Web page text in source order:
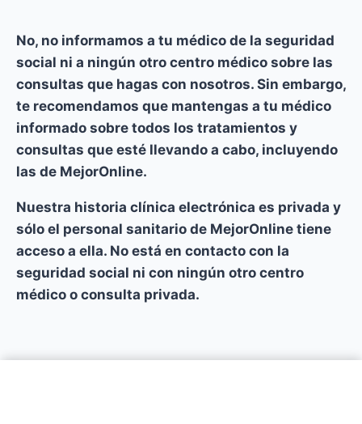
No, no informamos a tu médico de la seguridad
social ni a ningún otro centro médico sobre las
consultas que hagas con nosotros. Sin embargo,
te recomendamos que mantengas a tu médico
informado sobre todos los tratamientos y
consultas que esté llevando a cabo, incluyendo
las de MejorOnline.
Nuestra historia clínica electrónica es privada y
sólo el personal sanitario de MejorOnline tiene
acceso a ella. No está en contacto con la
seguridad social ni con ningún otro centro
médico o consulta privada.